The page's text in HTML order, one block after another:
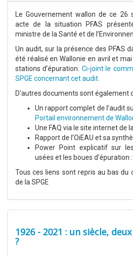
Le Gouvernement wallon de ce 26
acte de la situation PFAS
ministre de la Santé et de
Un audit, sur la présence des PFAS
été réalisé en Wallonie en avril et
stations d’épuration. Ci-joint le
SPGE concernant cet audit.
D'autres documents sont également
Un rapport complet de l’audit
Portail environnement de
Une FAQ via le site internet de
Rapport de l’OiEAU et sa
Power Point explicatif sur
usées et les boues d’épuration :
Tous ces liens sont repris au bas du
de la SPGE
1926 - 2021 : un siècle,
?